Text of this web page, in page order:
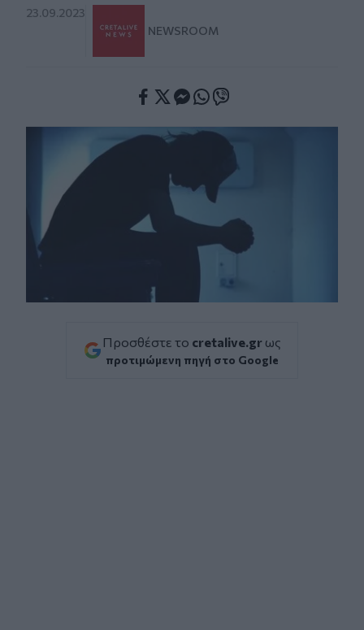
23.09.2023
NEWSROOM
Προσθέστε το cretalive.gr ως
προτιμώμενη πηγή στο Google